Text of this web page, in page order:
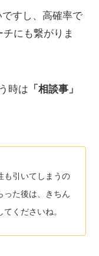
すし、高確率で
にも繋がりま
時は 「相談事」
も引いてしまうの
った後は、きちん
くださいね。